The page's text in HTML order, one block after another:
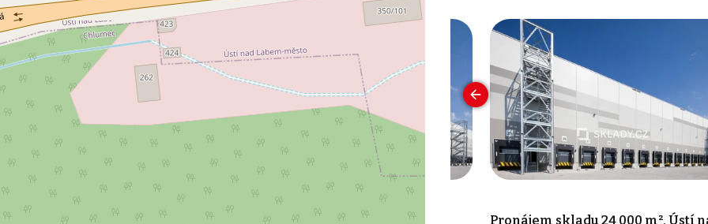
skladu 1 520 m², Ústí nad
Pronájem skladu 6 100 m², Ústí nad
Pronájem skladu 24 000 m², Ústí